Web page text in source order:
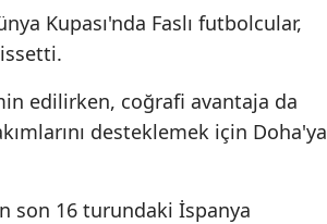
Van
Zonguldak
Bayburt
Kupası'nda Faslı futbolcular,
edilirken, coğrafi avantaja da
desteklemek için Doha'ya
son 16 turundaki İspanya